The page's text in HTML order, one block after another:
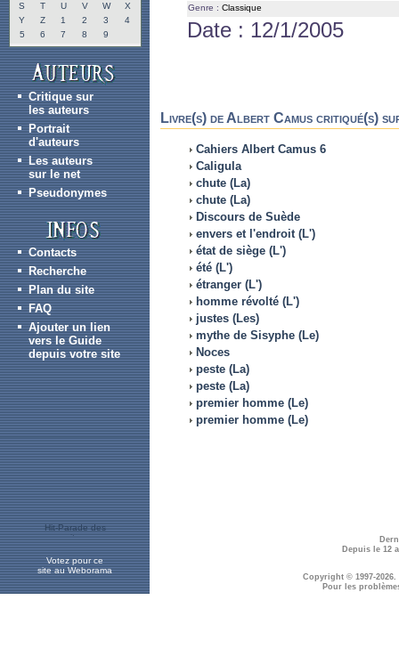
S
T U V W
X
Y
Z 1 2 3
4
5
6 7 8 9
Critique sur
les auteurs
Portrait
d'auteurs
Les auteurs
sur le net
Pseudonymes
Contacts
Recherche
Plan du site
FAQ
Ajouter un lien
vers le Guide
depuis votre site
Genre : Classique
Date : 12/1/2005
Livre(s) de Albert Camus critiqué(s)
Cahiers Albert Camus 6
Caligula
chute (La)
chute (La)
Discours de Suède
envers et l'endroit (L')
état de siège (L')
été (L')
étranger (L')
homme révolté (L')
justes (Les)
mythe de Sisyphe (Le)
Noces
peste (La)
peste (La)
premier homme (Le)
premier homme (Le)
Votez pour ce
site au Weborama
Depuis le 12
Copyright © 1997-2026.
Pour les